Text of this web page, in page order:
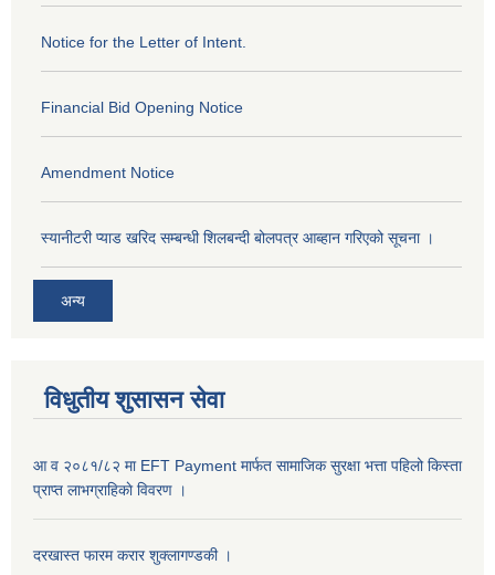
Notice for the Letter of Intent.
Financial Bid Opening Notice
Amendment Notice
स्यानीटरी प्याड खरिद सम्बन्धी शिलबन्दी बोलपत्र आब्हान गरिएको सूचना ।
अन्य
विधुतीय शुसासन सेवा
आ व २०८१/८२ मा EFT Payment मार्फत सामाजिक सुरक्षा भत्ता पहिलो किस्ता
प्राप्त लाभग्राहिकाे विवरण ।
दरखास्त फारम करार शुक्लागण्डकी ।